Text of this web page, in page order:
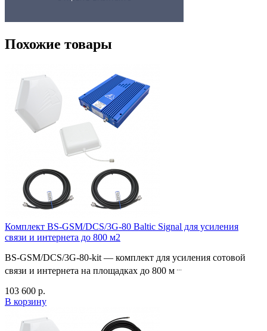
Похожие товары
Комплект BS-GSM/DCS/3G-80 Baltic Signal для усиления
связи и интернета до 800 м2
BS-GSM/DCS/3G-80-kit — комплект для усиления сотовой
связи и интернета на площадках до 800 м
103 600 р.
В корзину